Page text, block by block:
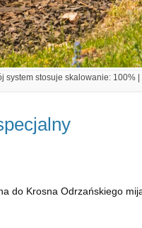
system stosuje skalowanie: 100%
do Krosna Odrzańskiego